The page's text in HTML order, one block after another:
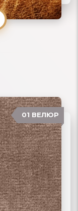
01 ВЕЛЮР
02 РОГОЖКА